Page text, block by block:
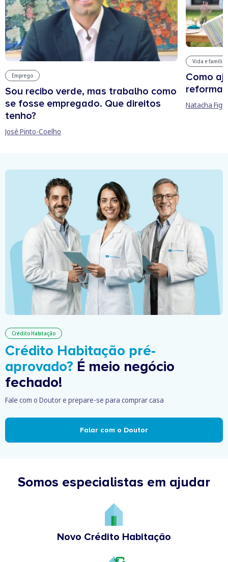
Emprego
Sou recibo verde, mas trabalho como
se fosse empregado. Que direitos
tenho?
José Pinto-Coelho
Vida e família
Como
reforma
Natacha
Crédito Habitação
Crédito Habitação pré-
aprovado? É meio negócio
fechado!
Fale com o Doutor e prepare-se para comprar casa
Falar com o Doutor
Somos especialistas em ajudar
Novo Crédito Habitação